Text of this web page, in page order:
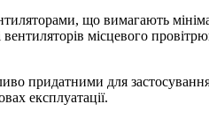
що вимагають
місцевого
придатними для
експлуатації.